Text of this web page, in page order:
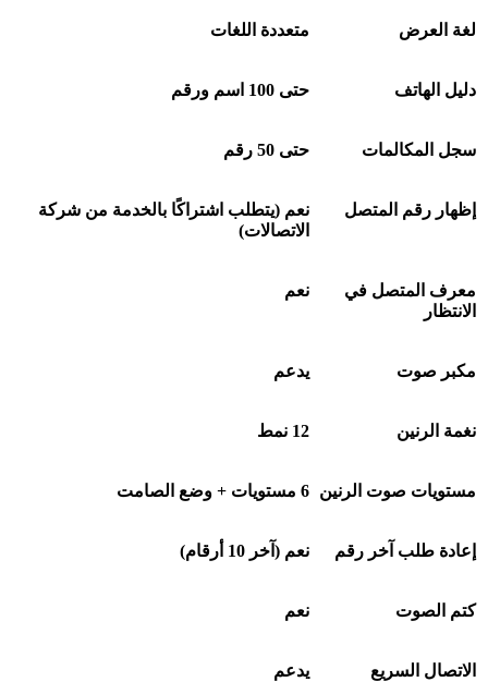
لغة العرض متعددة اللغات
دليل الهاتف حتى 100 اسم ورقم
سجل المكالمات حتى 50 رقم
إظهار رقم المتصل
نعم (يتطلب اشتراكًا بالخدمة من شركة
الاتصالات)
معرف المتصل في
الانتظار
نعم
مكبر صوت يدعم
نغمة الرنين 12 نمط
مستويات صوت الرنين 6 مستويات + وضع الصامت
إعادة طلب آخر رقم نعم (آخر 10 أرقام)
كتم الصوت نعم
الاتصال السريع يدعم